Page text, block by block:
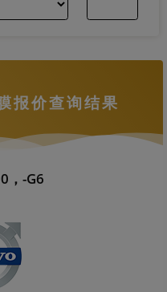
报价查询结果
，-G6